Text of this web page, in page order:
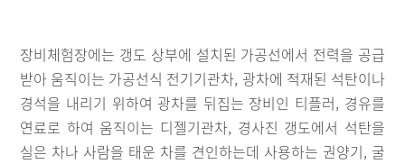
장비체험장에는 갱도 상부에 설치된 가공선에서 전력을 공급
받아 움직이는 가공선식 전기기관차, 광차에 적재된 석탄이나
경석을 내리기 위하여 광차를 뒤집는 장비인 티플러, 경유를
연료로 하여 움직이는 디젤기관차, 경사진 갱도에서 석탄을
실은 차나 사람을 태운 차를 견인하는데 사용하는 권양기, 굴